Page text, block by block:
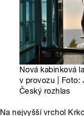
Nová kabinková
v provozu | Foto:
Český rozhlas
Na nejvyšší vrchol